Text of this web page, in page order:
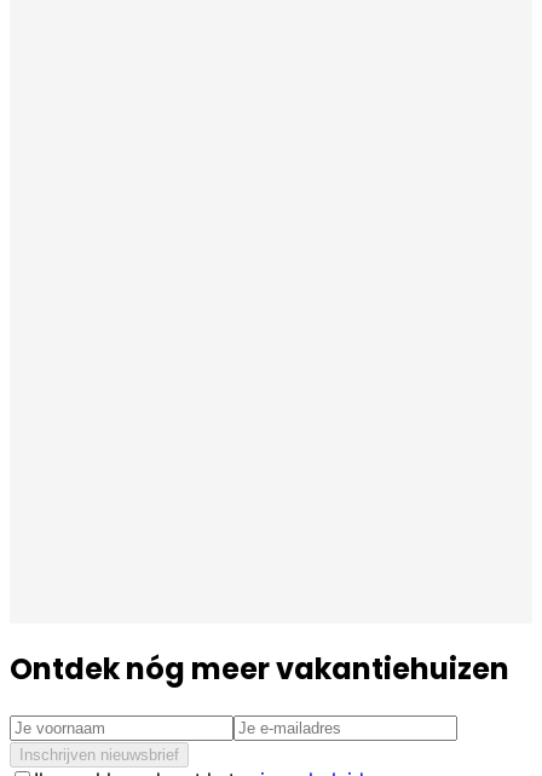
Ontdek nóg meer vakantiehuizen
Inschrijven nieuwsbrief